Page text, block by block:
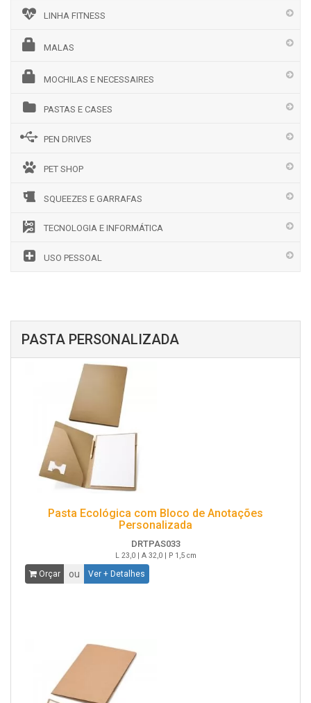
LINHA FITNESS
MALAS
MOCHILAS E NECESSAIRES
PASTAS E CASES
PEN DRIVES
PET SHOP
SQUEEZES E GARRAFAS
TECNOLOGIA E INFORMÁTICA
USO PESSOAL
PASTA PERSONALIZADA
Pasta Ecológica com Bloco de Anotações
Personalizada
DRTPAS033
L 23,0 | A 32,0 | P 1,5 cm
Orçar ou Ver + Detalhes